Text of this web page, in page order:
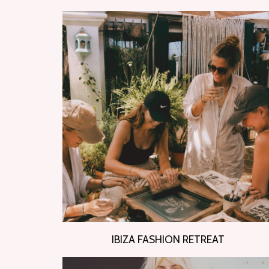
IBIZA FASHION RETREAT